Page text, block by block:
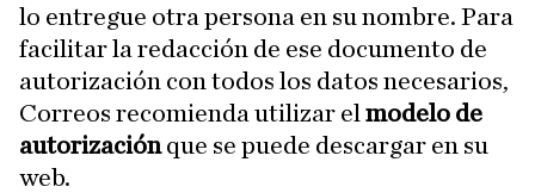
lo entregue otra persona en su nombre. Para
facilitar la redacción de ese documento de
autorización con todos los datos necesarios,
Correos recomienda utilizar el modelo de
autorizaciónque se puede descargar en su
web.